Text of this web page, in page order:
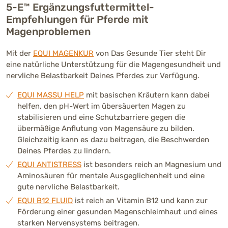
5-E™ Ergänzungsfuttermittel-
Empfehlungen für Pferde mit
Magenproblemen
Mit der EQUI MAGENKUR von Das Gesunde Tier steht Dir
eine natürliche Unterstützung für die Magengesundheit und
nervliche Belastbarkeit Deines Pferdes zur Verfügung.
EQUI MASSU HELP mit basischen Kräutern kann dabei
helfen, den pH-Wert im übersäuerten Magen zu
stabilisieren und eine Schutzbarriere gegen die
übermäßige Anflutung von Magensäure zu bilden.
Gleichzeitig kann es dazu beitragen, die Beschwerden
Deines Pferdes zu lindern.
EQUI ANTISTRESS ist besonders reich an Magnesium und
Aminosäuren für mentale Ausgeglichenheit und eine
gute nervliche Belastbarkeit.
EQUI B12 FLUID ist reich an Vitamin B12 und kann zur
Förderung einer gesunden Magenschleimhaut und eines
starken Nervensystems beitragen.